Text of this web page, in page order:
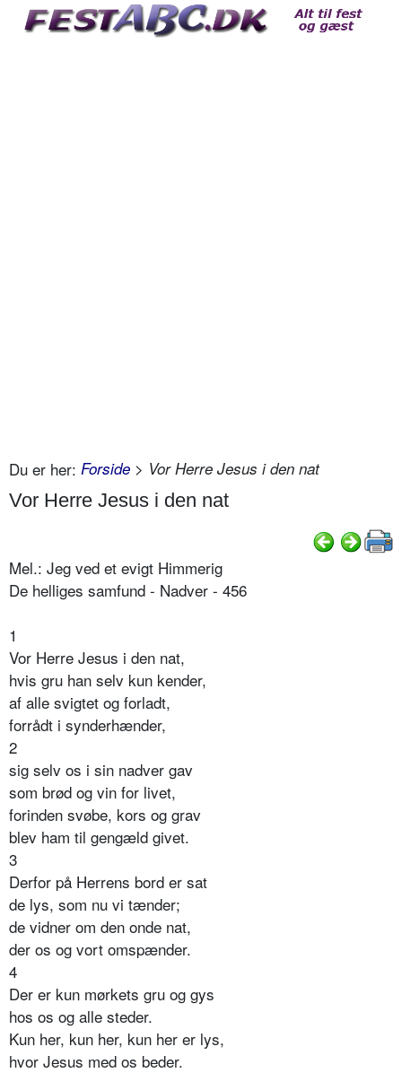
Du er her: Forside > Vor Herre Jesus i den nat
Vor Herre Jesus i den nat
Mel.: Jeg ved et evigt Himmerig
De helliges samfund - Nadver - 456
1
Vor Herre Jesus i den nat,
hvis gru han selv kun kender,
af alle svigtet og forladt,
forrådt i synderhænder,
2
sig selv os i sin nadver gav
som brød og vin for livet,
forinden svøbe, kors og grav
blev ham til gengæld givet.
3
Derfor på Herrens bord er sat
de lys, som nu vi tænder;
de vidner om den onde nat,
der os og vort omspænder.
4
Der er kun mørkets gru og gys
hos os og alle steder.
Kun her, kun her, kun her er lys,
hvor Jesus med os beder.